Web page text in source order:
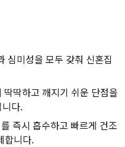
심미성을 모두 갖춰 신혼집
딱딱하고 깨지기 쉬운 단점을
다.
즉시 흡수하고 빠르게 건조
합니다.